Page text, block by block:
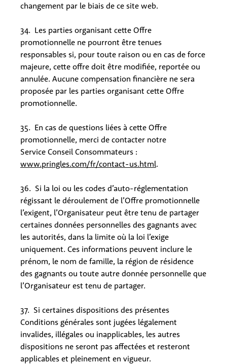
changement par le biais de ce site web.
34. Les parties organisant cette Offre
promotionnelle ne pourront être tenues
responsables si, pour toute raison ou en cas de force
majeure, cette offre doit être modifiée, reportée ou
annulée. Aucune compensation financière ne sera
proposée par les parties organisant cette Offre
promotionnelle.
35. En cas de questions liées à cette Offre
promotionnelle, merci de contacter notre
Service Conseil Consommateurs :
www.pringles.com/fr/contact-us.html.
36. Si la loi ou les codes d’auto-réglementation
régissant le déroulement de l’Offre promotionnelle
l’exigent, l’Organisateur peut être tenu de partager
certaines données personnelles des gagnants avec
les autorités, dans la limite où la loi l’exige
uniquement. Ces informations peuvent inclure le
prénom, le nom de famille, la région de résidence
des gagnants ou toute autre donnée personnelle que
l’Organisateur est tenu de partager.
37. Si certaines dispositions des présentes
Conditions générales sont jugées légalement
invalides, illégales ou inapplicables, les autres
dispositions ne seront pas affectées et resteront
applicables et pleinement en vigueur.